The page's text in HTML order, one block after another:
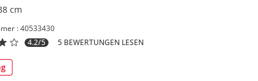
cm
: 40533430
4.2/5
5 BEWERTUNGEN LESEN